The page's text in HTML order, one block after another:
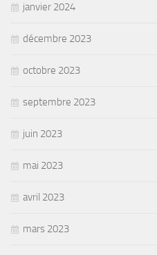
janvier 2024
décembre 2023
octobre 2023
septembre 2023
juin 2023
mai 2023
avril 2023
mars 2023